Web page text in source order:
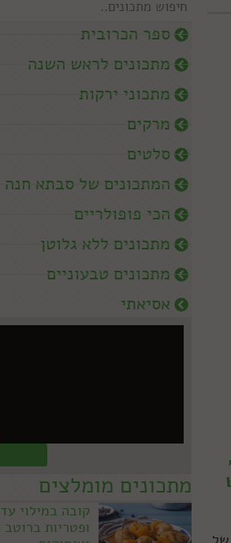
ספר הכרובית
מתכונים לראש השנה
מתכוני ירקות
מרקים
סלטים
המתכונים של סבתא חנה
הכי פופולריים
מתכונים ללא גלוטן
מתכונים טבעוניים
אסיאתי
מתכונים מומלצים
קובה במילוי
ופטריות